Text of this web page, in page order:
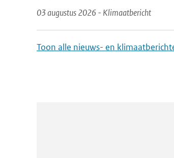
03 augustus 2026 - Klimaatbericht
Toon alle nieuws- en